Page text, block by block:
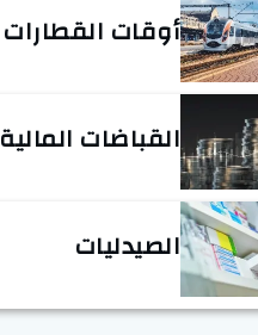
أوقات القطارات
القباضات المالية
الصيدليات